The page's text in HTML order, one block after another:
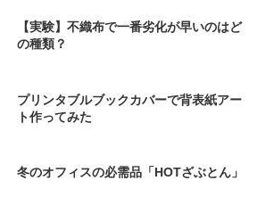
【実験】不織布で一番劣化が早いのはど
の種類？
プリンタブルブックカバーで背表紙アー
ト作ってみた
冬のオフィスの必需品「HOTざぶとん」